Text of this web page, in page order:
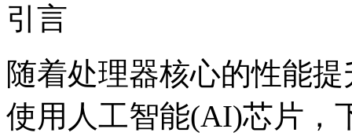
引言
随着处理器核心的性能
使用人工智能(AI)芯片，